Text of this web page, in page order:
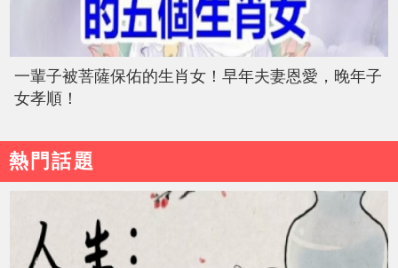
一輩子被菩薩保佑的生肖女！早年夫妻恩愛，晚年子
女孝順！
熱門話題